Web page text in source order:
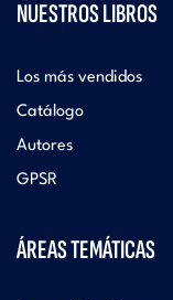
NUESTROS LIBROS
Los más vendidos
Catálogo
Autores
GPSR
ÁREAS TEMÁTICAS